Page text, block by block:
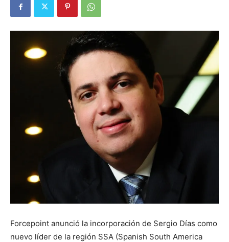
Forcepoint anunció la incorporación de Sergio Días como
nuevo líder de la región SSA (Spanish South America